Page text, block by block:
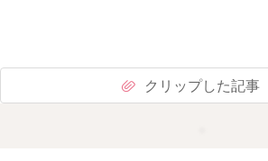
クリップした記事